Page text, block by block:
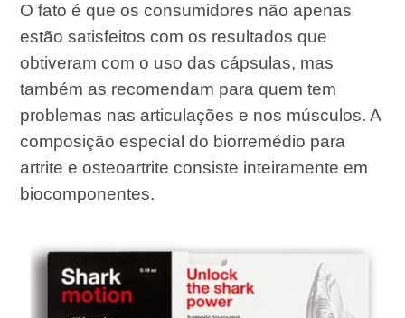
O fato é que os consumidores não apenas
estão satisfeitos com os resultados que
obtiveram com o uso das cápsulas, mas
também as recomendam para quem tem
problemas nas articulações e nos músculos. A
composição especial do biorremédio para
artrite e osteoartrite consiste inteiramente em
biocomponentes.